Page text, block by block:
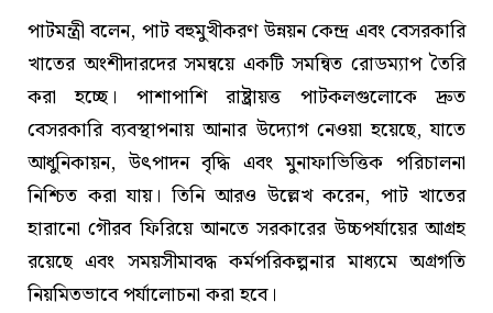
পাটমন্ত্রী বলেন, পাট বহুমুখীকরণ উন্নয়ন কেন্দ্র এবং বেসরকারি
খাতের অংশীদারদের সমন্বয়ে একটি সমন্বিত রোডম্যাপ তৈরি
করা হচ্ছে। পাশাপাশি রাষ্ট্রায়ত্ত পাটকলগুলোকে দ্রুত
বেসরকারি ব্যবস্থাপনায় আনার উদ্যোগ নেওয়া হয়েছে, যাতে
আধুনিকায়ন, উৎপাদন বৃদ্ধি এবং মুনাফাভিত্তিক পরিচালনা
নিশ্চিত করা যায়। তিনি আরও উল্লেখ করেন, পাট খাতের
হারানো গৌরব ফিরিয়ে আনতে সরকারের উচ্চপর্যায়ের আগ্রহ
রয়েছে এবং সময়সীমাবদ্ধ কর্মপরিকল্পনার মাধ্যমে অগ্রগতি
নিয়মিতভাবে পর্যালোচনা করা হবে।